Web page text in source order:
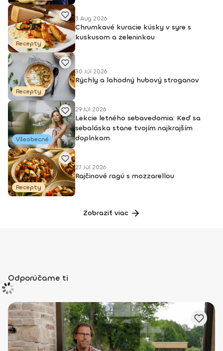
Recepty
3 Aug 2026
Chrumkavé kuracie kúsky v syre s
kuskusom a zeleninkou
Recepty
30 Júl 2026
Rýchly a lahodný hubový stroganov
Všeobecné
29 Júl 2026
Lekcie letného sebavedomia: Keď sa
sebaláska stane tvojím najkrajším
doplnkom
Recepty
27 Júl 2026
Rajčinové ragú s mozzarellou
Zobraziť viac
Odporúčame ti